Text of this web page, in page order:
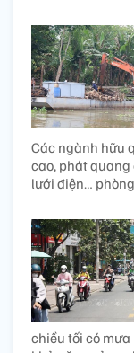
Các ngành hữu
cao, phát quang
lưới điện…
chiều tối có